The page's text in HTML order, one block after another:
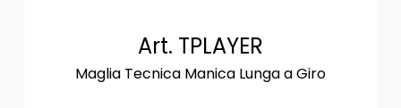
Art. TPLAYER
Maglia Tecnica Manica Lunga a Giro